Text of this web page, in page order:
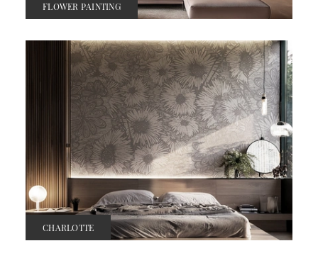
FLOWER PAINTING
CHARLOTTE